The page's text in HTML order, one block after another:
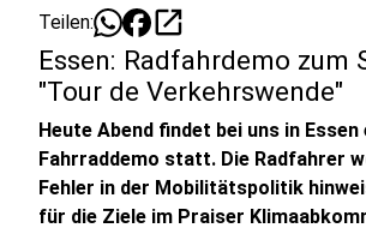
Teilen: open_in_new
Essen: Radfahrdemo zum
"Tour de Verkehrswende"
Heute Abend findet bei uns in
Fahrraddemo statt. Die Radfahrer
Fehler in der Mobilitätspolitik
für die Ziele im Praiser